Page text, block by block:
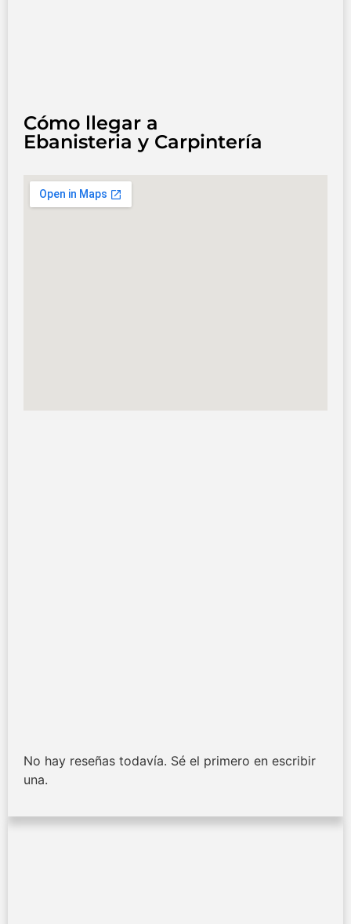
Cómo llegar a
Ebanisteria y Carpintería
No hay reseñas todavía. Sé el primero en escribir
una.